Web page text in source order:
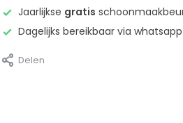
Jaarlijkse gratis
Dagelijks bereikbaar via
Delen